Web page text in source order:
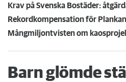
Krav på Svenska Bostäder:
Barn glömde